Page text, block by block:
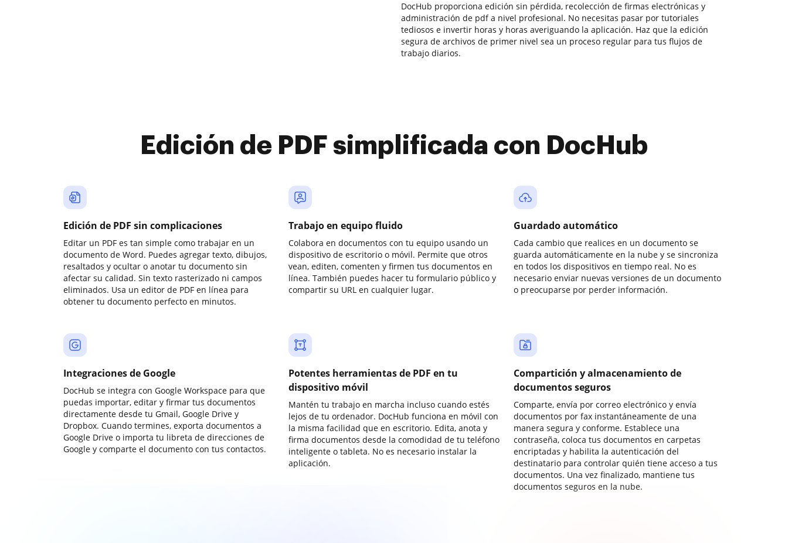
DocHub proporciona edición sin pérdida, recolección de firmas electrónicas y
administración de pdf a nivel profesional. No necesitas pasar por tutoriales
tediosos e invertir horas y horas averiguando la aplicación. Haz que la edición
segura de archivos de primer nivel sea un proceso regular para tus flujos de
trabajo diarios.
Edición de PDF simplificada con DocHub
Edición de PDF sin complicaciones
Editar un PDF es tan simple como trabajar en un
documento de Word. Puedes agregar texto, dibujos,
resaltados y ocultar o anotar tu documento sin
afectar su calidad. Sin texto rasterizado ni campos
eliminados. Usa un editor de PDF en línea para
obtener tu documento perfecto en minutos.
Trabajo en equipo fluido
Colabora en documentos con tu equipo usando un
dispositivo de escritorio o móvil. Permite que otros
vean, editen, comenten y firmen tus documentos en
línea. También puedes hacer tu formulario público y
compartir su URL en cualquier lugar.
Guardado automático
Cada cambio que realices en un documento se
guarda automáticamente en la nube y se sincroniza
en todos los dispositivos en tiempo real. No es
necesario enviar nuevas versiones de un documento
o preocuparse por perder información.
Integraciones de Google
DocHub se integra con Google Workspace para que
puedas importar, editar y firmar tus documentos
directamente desde tu Gmail, Google Drive y
Dropbox. Cuando termines, exporta documentos a
Google Drive o importa tu libreta de direcciones de
Google y comparte el documento con tus contactos.
Potentes herramientas de PDF en tu
dispositivo móvil
Mantén tu trabajo en marcha incluso cuando estés
lejos de tu ordenador. DocHub funciona en móvil con
la misma facilidad que en escritorio. Edita, anota y
firma documentos desde la comodidad de tu teléfono
inteligente o tableta. No es necesario instalar la
aplicación.
Compartición y almacenamiento de
documentos seguros
Comparte, envía por correo electrónico y envía
documentos por fax instantáneamente de una
manera segura y conforme. Establece una
contraseña, coloca tus documentos en carpetas
encriptadas y habilita la autenticación del
destinatario para controlar quién tiene acceso a tus
documentos. Una vez finalizado, mantiene tus
documentos seguros en la nube.